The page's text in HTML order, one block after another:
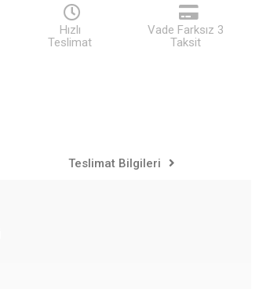
Hızlı
Teslimat
Vade Farksız 3
Taksit
Teslimat Bilgileri